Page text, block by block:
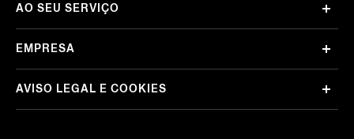
AO SEU SERVIÇO
EMPRESA
AVISO LEGAL E COOKIES